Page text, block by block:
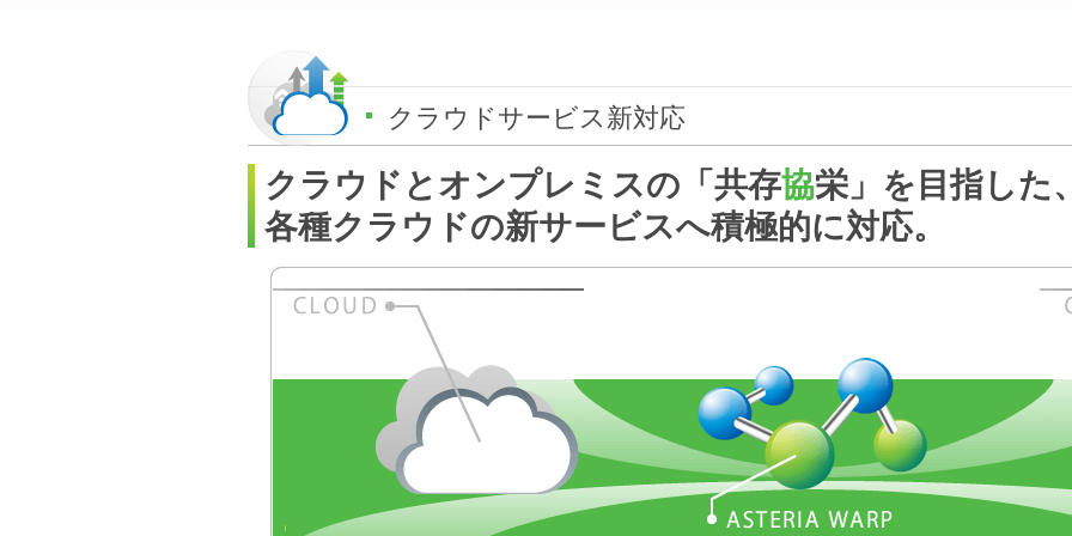
クラウドサービス新対応
クラウドとオンプレミスの「共存協栄」を目指した
各種クラウドの新サービスへ積極的に対応。